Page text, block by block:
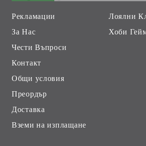
Рекламации
За Нас
Чести Въпроси
Контакт
Общи условия
Преордър
Доставка
Вземи на изплащане
Лоялни
Хоби